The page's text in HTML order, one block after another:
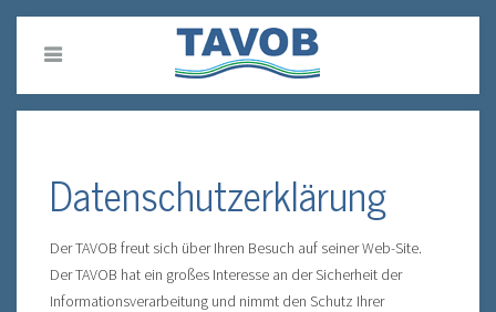
Datenschutzerklärung
Der TAVOB freut sich über Ihren Besuch auf seiner Web-Site.
Der TAVOB hat ein großes Interesse an der Sicherheit der
Informationsverarbeitung und nimmt den Schutz Ihrer